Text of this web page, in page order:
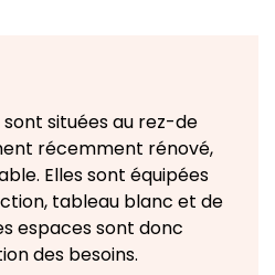
sont situées au rez-de
récemment rénové,
Elles sont équipées
tableau blanc et de
espaces sont donc
des besoins.